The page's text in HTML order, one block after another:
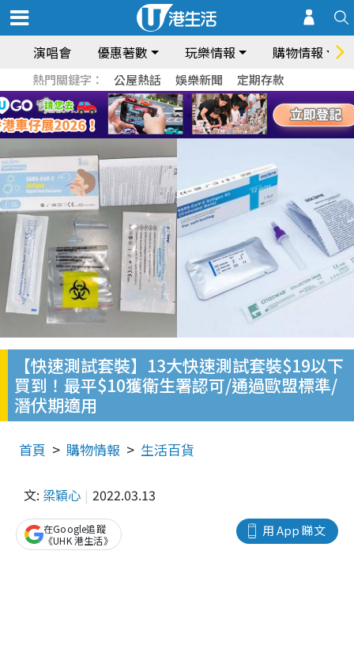
演唱會 優惠著數 玩樂情報 購物情報
熱門關鍵字： 公屋熱話 娛樂新聞 定期存款
【快速測試套裝】13大快速測試套裝$19以下
買到！最平$10獲衛生署認可/通過歐盟標準/
潛伏期適用
首頁 購物情報 生活百貨
文: 梁穎心 2022.03.13
用 App 睇文
在Google追蹤
《UHK 港生活》